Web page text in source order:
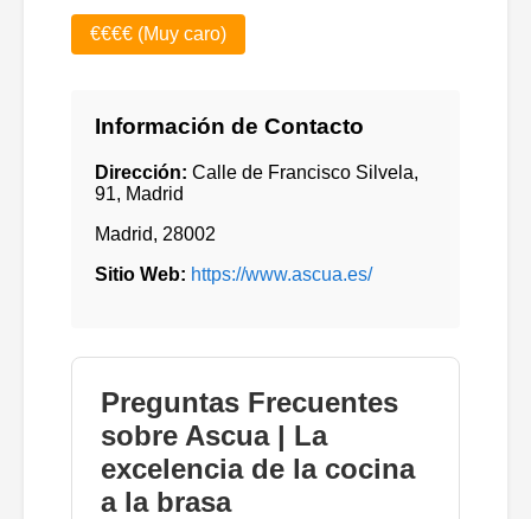
€€€€ (Muy caro)
Información de Contacto
Dirección: Calle de Francisco Silvela,
91, Madrid
Madrid, 28002
Sitio Web: https://www.ascua.es/
Preguntas Frecuentes
sobre Ascua | La
excelencia de la cocina
a la brasa